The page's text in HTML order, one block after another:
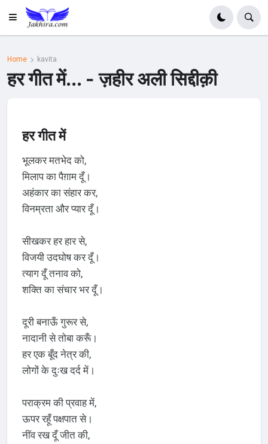
Home kavita
हर गीत में... - ज़हीर अली सिद्दीक़ी
हर गीत में
भूलकर मतभेद को,
मिलाप का पैग़ाम दूँ।
अहंकार का संहार कर,
विनम्रता और प्यार दूँ।
सीखकर हर हार से,
विजयी उदघोष कर दूँ।
त्याग दूँ तनाव को,
शक्ति का संचार भर दूँ।
दूरी बनाऊँ गुरूर से,
नादानी से तोबा करूँ।
हर एक बूँद नेत्र की,
लोगों के दुःख दर्द में।
पराक्रम की प्रवाह में,
ऊपर रहूँ पक्षपात से।
नींव रख दूँ जीत की,